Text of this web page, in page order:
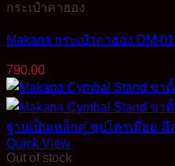
กระเป๋าคาฮอง
Makana กระเป๋าคาฮอง DM-
790.00
Quick View
Out of stock